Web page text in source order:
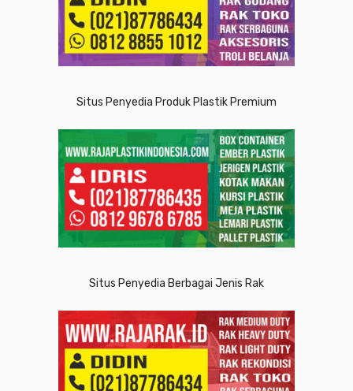
Situs Penyedia Produk Plastik Premium
Situs Penyedia Berbagai Jenis Rak